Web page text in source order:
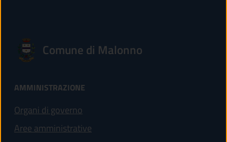
Comune di Malonno
AMMINISTRAZIONE
Organi di governo
Aree amministrative